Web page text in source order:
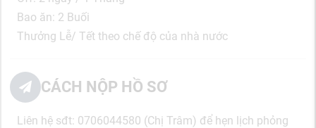
Bao ăn: 2 Buối
Thưởng Lễ/ Tết theo chế độ của nhà nước
CÁCH NỘP HỒ SƠ
Liên hệ sđt: 0706044580 (Chị Trâm) để hẹn lịch phỏng